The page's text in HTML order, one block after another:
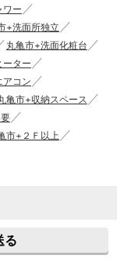
ワー
+洗面所独立
丸亀市+洗面化粧台
ーター
アコン
亀市+収納スペース
市+２Ｆ以上
る